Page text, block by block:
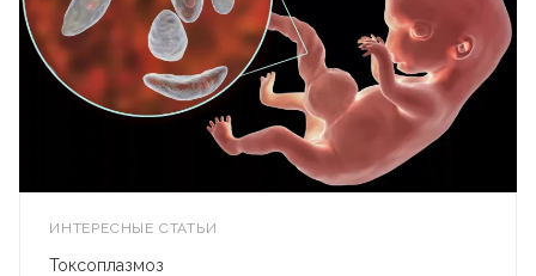
ИНТЕРЕСНЫЕ СТАТЬИ
Токсоплазмоз